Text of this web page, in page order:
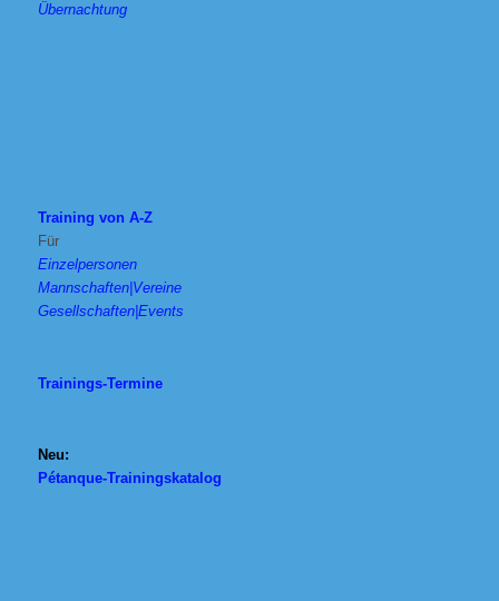
Übernachtung
Training von A-Z
Für
Einzelpersonen
Mannschaften|Vereine
Gesellschaften|Events
Trainings-Termine
Neu:
Pétanque-Trainingskatalog